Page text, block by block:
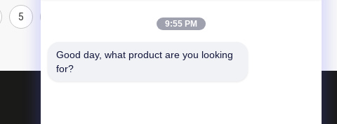
5
9:55 PM
Good day, what product are you looking
for?